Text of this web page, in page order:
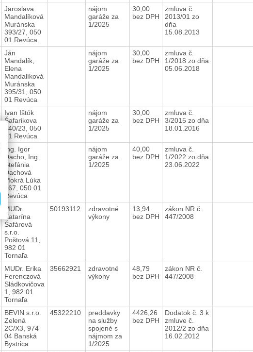
Jaroslava
Mandalíková
Muránska
393/27, 050
01 Revúca
nájom
garáže za
1/2025
30,00
bez DPH
zmluva č.
2013/01 zo
dňa
15.08.2013
Ján
Mandalík,
Elena
Mandalíková
Muránska
395/31, 050
01 Revúca
nájom
garáže za
1/2025
30,00
bez DPH
zmluva č.
1/2018 zo dňa
05.06.2018
Ivan Ištók
Šafarikova
340/23, 050
01 Revúca
nájom
garáže za
1/2025
30,00
bez DPH
zmluva č.
3/2015 zo dňa
18.01.2016
Ing. Igor
Dacho, Ing.
Štefánia
Dachová
Mokrá Lúka
167, 050 01
Revúca
nájom
garáže za
1/2025
40,00
bez DPH
zmluva č.
1/2022 zo dňa
23.06.2022
MUDr.
Katarína
Šafárová
s.r.o.
Poštová 11,
982 01
Tornaľa
50193112
zdravotné
výkony
13,94
bez DPH
zákon NR č.
447/2008
MUDr. Erika
Ferenczová
Sládkovičova
1, 982 01
Tornaľa
35662921
zdravotné
výkony
48,79
bez DPH
zákon NR č.
447/2008
BEVIN s.r.o.
Zelená
2C/X3, 974
04 Banská
Bystrica
45322210
preddavky
na služby
spojené s
nájmom za
1/2025
4426,26
bez DPH
Dodatok č. 3 k
zmluve č.
2012/2 zo dňa
16.02.2012